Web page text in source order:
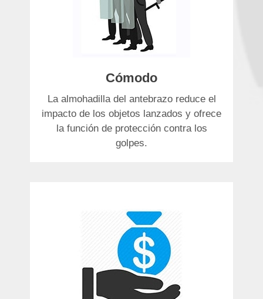
Cómodo
La almohadilla del antebrazo reduce el
impacto de los objetos lanzados y ofrece
la función de protección contra los
golpes.